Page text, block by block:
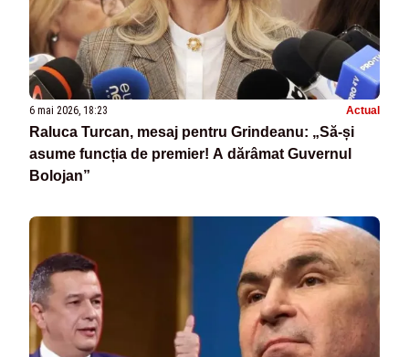
6 mai 2026, 18:23 Actual
Raluca Turcan, mesaj pentru Grindeanu: „Să-și
asume funcția de premier! A dărâmat Guvernul
Bolojan”